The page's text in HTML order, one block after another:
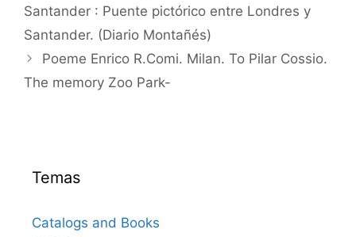
Santander : Puente pictórico entre Londres y
Santander. (Diario Montañés)
Poeme Enrico R.Comi. Milan. To Pilar Cossio.
The memory Zoo Park-
Temas
Catalogs and Books